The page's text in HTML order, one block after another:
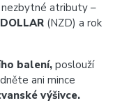
nezbytné atributy –
(NZD) a rok
balení, poslouží
ani mince
výšivce.